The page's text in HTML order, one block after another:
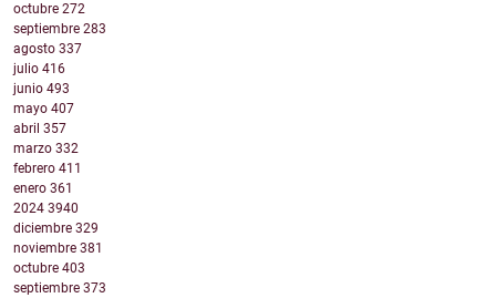
octubre 272
septiembre 283
agosto 337
julio 416
junio 493
mayo 407
abril 357
marzo 332
febrero 411
enero 361
2024 3940
diciembre 329
noviembre 381
octubre 403
septiembre 373